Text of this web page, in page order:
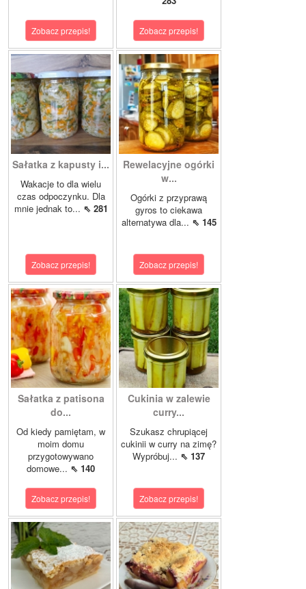
Zobacz przepis! Zobacz przepis!
Sałatka z kapusty i...
Wakacje to dla wielu
czas odpoczynku. Dla
mnie jednak to... ⇖ 281
Zobacz przepis!
Rewelacyjne ogórki
w...
Ogórki z przyprawą
gyros to ciekawa
alternatywa dla... ⇖ 145
Zobacz przepis!
Sałatka z patisona
do...
Od kiedy pamiętam, w
moim domu
przygotowywano
domowe... ⇖ 140
Zobacz przepis!
Cukinia w zalewie
curry...
Szukasz chrupiącej
cukinii w curry na zimę?
Wypróbuj... ⇖ 137
Zobacz przepis!